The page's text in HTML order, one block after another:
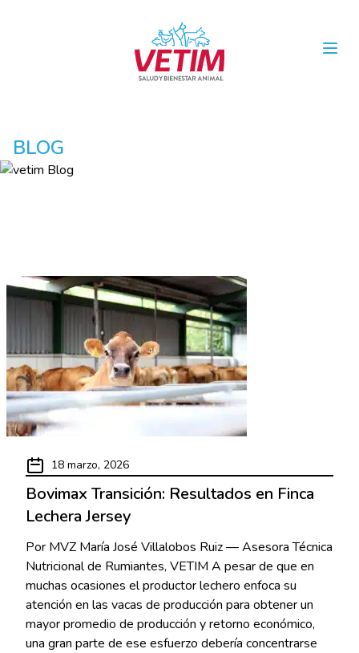
BLOG
18 marzo, 2026
Bovimax Transición: Resultados en Finca
Lechera Jersey
Por MVZ María José Villalobos Ruiz — Asesora Técnica
Nutricional de Rumiantes, VETIM A pesar de que en
muchas ocasiones el productor lechero enfoca su
atención en las vacas de producción para obtener un
mayor promedio de producción y retorno económico,
una gran parte de ese esfuerzo debería concentrarse